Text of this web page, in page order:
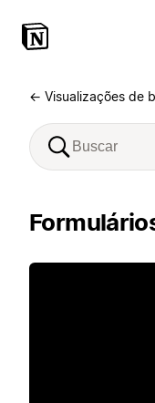
← Visualizações de